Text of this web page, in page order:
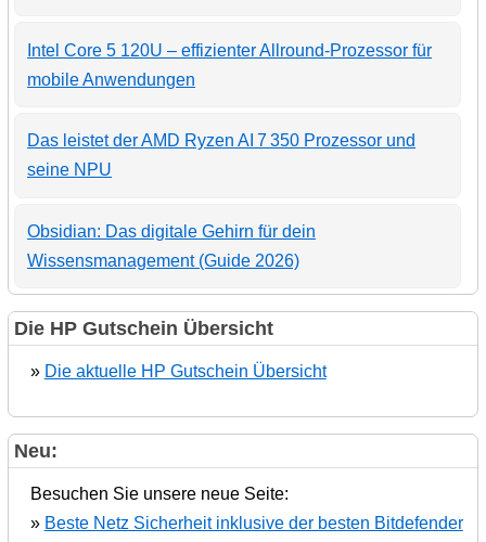
Intel Core 5 120U – effizienter Allround-Prozessor für
mobile Anwendungen
Das leistet der AMD Ryzen AI 7 350 Prozessor und
seine NPU
Obsidian: Das digitale Gehirn für dein
Wissensmanagement (Guide 2026)
Die HP Gutschein Übersicht
» Die aktuelle HP Gutschein Übersicht
Neu:
Besuchen Sie unsere neue Seite:
» Beste Netz Sicherheit inklusive der besten Bitdefender